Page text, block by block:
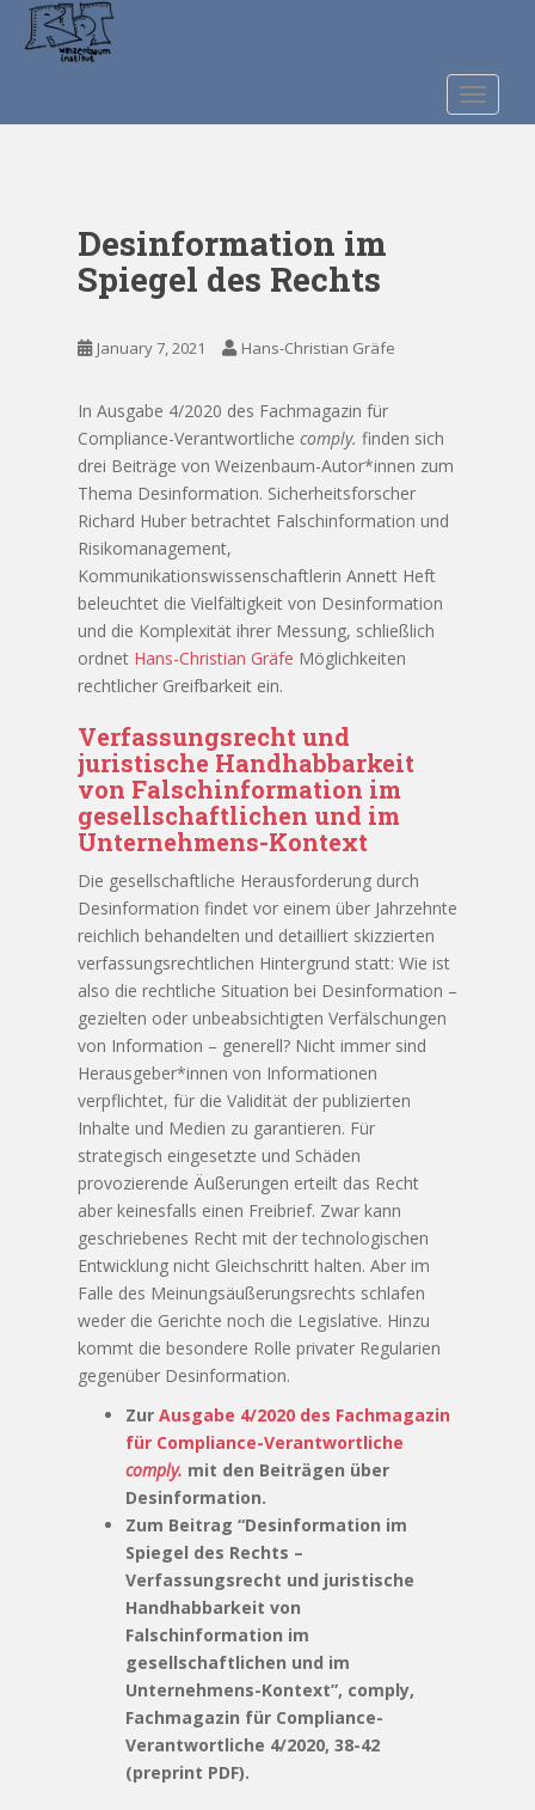
t
Desinformation im
Spiegel des Rechts
January 7, 2021 Hans-Christian Gräfe
In Ausgabe 4/2020 des Fachmagazin für
Compliance-Verantwortliche comply. finden sich
drei Beiträge von Weizenbaum-Autor*innen zum
Thema Desinformation. Sicherheitsforscher
Richard Huber betrachtet Falschinformation und
Risikomanagement,
Kommunikationswissenschaftlerin Annett Heft
beleuchtet die Vielfältigkeit von Desinformation
und die Komplexität ihrer Messung, schließlich
ordnet Hans-Christian Gräfe Möglichkeiten
rechtlicher Greifbarkeit ein.
Verfassungsrecht und
juristische Handhabbarkeit
von Falschinformation im
gesellschaftlichen und im
Unternehmens-Kontext
Die gesellschaftliche Herausforderung durch
Desinformation findet vor einem über Jahrzehnte
reichlich behandelten und detailliert skizzierten
verfassungsrechtlichen Hintergrund statt: Wie ist
also die rechtliche Situation bei Desinformation –
gezielten oder unbeabsichtigten Verfälschungen
von Information – generell? Nicht immer sind
Herausgeber*innen von Informationen
verpflichtet, für die Validität der publizierten
Inhalte und Medien zu garantieren. Für
strategisch eingesetzte und Schäden
provozierende Äußerungen erteilt das Recht
aber keinesfalls einen Freibrief. Zwar kann
geschriebenes Recht mit der technologischen
Entwicklung nicht Gleichschritt halten. Aber im
Falle des Meinungsäußerungsrechts schlafen
weder die Gerichte noch die Legislative. Hinzu
kommt die besondere Rolle privater Regularien
gegenüber Desinformation.
Zur Ausgabe 4/2020 des Fachmagazin
für Compliance-Verantwortliche
comply. mit den Beiträgen über
Desinformation.
Zum Beitrag “Desinformation im
Spiegel des Rechts –
Verfassungsrecht und juristische
Handhabbarkeit von
Falschinformation im
gesellschaftlichen und im
Unternehmens-Kontext”, comply,
Fachmagazin für Compliance-
Verantwortliche 4/2020, 38-42
(preprint PDF).